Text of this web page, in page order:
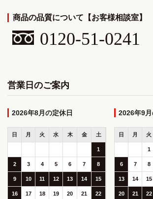
商品の品質について【お客様相談室】
0120-51-0241
営業日のご案内
2026年8月
日 月 火 水 木 金 土
1
2 3 4 5 6 7 8
9 10 11 12 13 14 15
16 17 18 19 20 21 22
2026年9月
日 月 火
1
6 7 8
13 14 15
20 21 22